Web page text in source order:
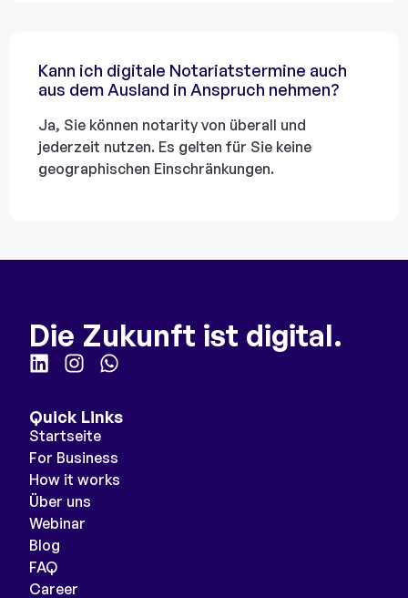
Kann ich digitale Notariatstermine auch
aus dem Ausland in Anspruch nehmen?
Ja, Sie können notarity von überall und
jederzeit nutzen. Es gelten für Sie keine
geographischen Einschränkungen.
Die Zukunft ist digital.
Quick Links
Startseite
For Business
How it works
Über uns
Webinar
Blog
FAQ
Career